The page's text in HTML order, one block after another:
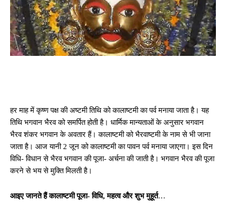
हर माह में कृष्ण पक्ष की अष्टमी तिथि को कालाष्टमी का पर्व मनाया जाता है। यह
तिथि भगवान भैरव को समर्पित होती है। धार्मिक मान्यताओं के अनुसार भगवान
भैरव शंकर भगवान के अवतार हैं। कालाष्टमी को भैरवाष्टमी के नाम से भी जाना
जाता है। आज यानी 2 जून को कालाष्टमी का पावन पर्व मनाया जाएगा। इस दिन
विधि- विधान से भैरव भगवान की पूजा- अर्चना की जाती है। भगवान भैरव की पूजा
करने से भय से मुक्ति मिलती है।
आइए जानते हैं कालाष्टमी पूजा- विधि, महत्व और शुभ मुहूर्त…